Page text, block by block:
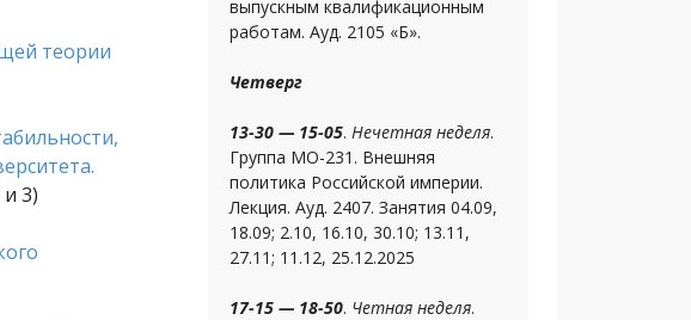
теории
3)
выпускным квалификационным
работам. Ауд. 2105 «Б».
Четверг
13-30 — 15-05. Нечетная неделя.
Группа МО-231. Внешняя
политика Российской империи.
Лекция. Ауд. 2407. Занятия 04.09,
18.09; 2.10, 16.10, 30.10; 13.11,
27.11; 11.12, 25.12.2025
17-15 — 18-50. Четная неделя.